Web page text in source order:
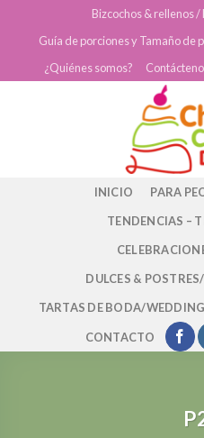
Bizcochos & rellenos
Guía de porciones y Tamaño de
¿Quiénes somos?
INICIO
PARA
TENDENCIAS –
DULCES &
TARTAS DE BODA/
CONTACTO